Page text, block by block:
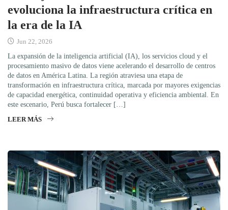
evoluciona la infraestructura crítica en
la era de la IA
Jun 22, 2026
La expansión de la inteligencia artificial (IA), los servicios cloud y el
procesamiento masivo de datos viene acelerando el desarrollo de centros
de datos en América Latina. La región atraviesa una etapa de
transformación en infraestructura crítica, marcada por mayores exigencias
de capacidad energética, continuidad operativa y eficiencia ambiental. En
este escenario, Perú busca fortalecer […]
LEER MÁS